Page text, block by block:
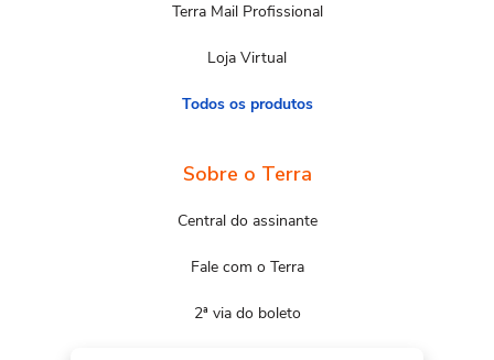
Terra Mail Profissional
Loja Virtual
Todos os produtos
Sobre o Terra
Central do assinante
Fale com o Terra
2ª via do boleto